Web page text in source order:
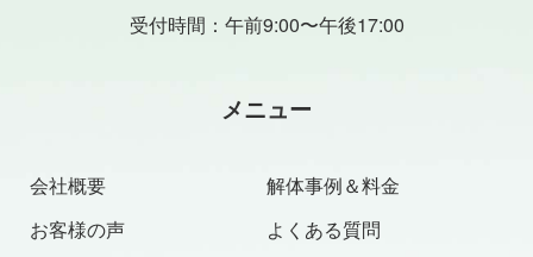
受付時間：午前9:00〜午後17:00
メニュー
会社概要
解体事例＆料金
お客様の声
よくある質問